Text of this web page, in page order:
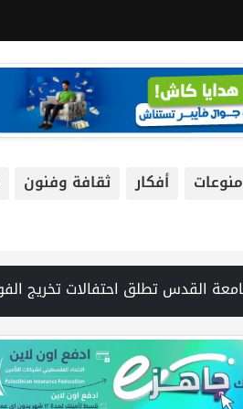
منوعات أفكار ثقافة وفنون